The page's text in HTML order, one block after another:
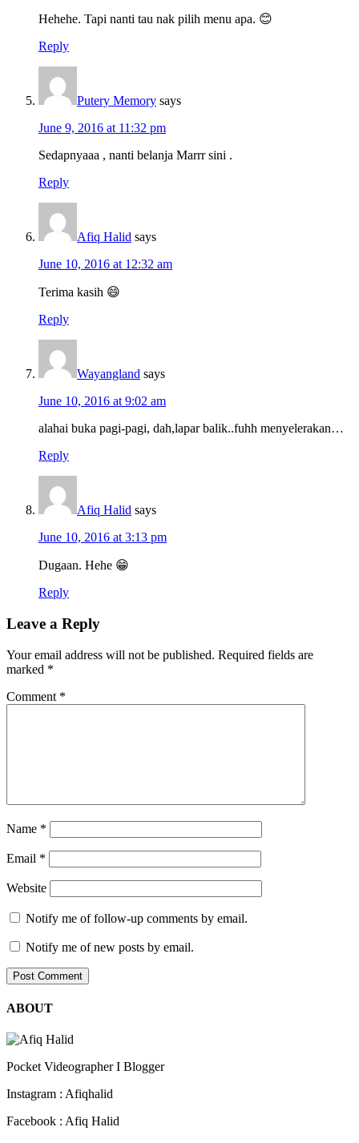
Hehehe. Tapi nanti tau nak pilih menu apa. 😊
Reply
Putery Memory says
June 9, 2016 at 11:32 pm
Sedapnyaaa , nanti belanja Marrr sini .
Reply
Afiq Halid says
June 10, 2016 at 12:32 am
Terima kasih 😄
Reply
Wayangland says
June 10, 2016 at 9:02 am
alahai buka pagi-pagi, dah,lapar balik..fuhh menyelerakan…
Reply
Afiq Halid says
June 10, 2016 at 3:13 pm
Dugaan. Hehe 😁
Reply
Leave a Reply
Your email address will not be published. Required fields are
marked *
Comment *
Name *
Email *
Website
Notify me of follow-up comments by email.
Notify me of new posts by email.
ABOUT
Pocket Videographer I Blogger
Instagram : Afiqhalid
Facebook : Afiq Halid